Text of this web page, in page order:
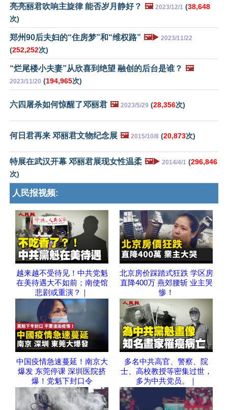
亮亮丽君吹响主旋律 能否岁月静好？ 🖼️ 2023/12/1 (38,648
次)
郑州90后夫妇的“住房梦”和“维权路” 🖼️▶️ 2023/11/22
(252,252次)
“烂尾楼小夫妻”从欣喜到绝望 融创的后台是谁？ 🖼️
2023/11/20 (194,965次)
六四屠杀如何惊醒了邓丽君 🖼️ 2023/5/29 (28,356次)
何日君再来 邓丽君文物纪念展 🖼️ 2015/10/8 (20,873次)
特展在武汉开幕 邓丽君展现女性温柔 🖼️▶️ 2014/4/1 (296,846
次)
人民报视频:
越来越不受待见！中共党魁
在美待遇大不如前；南使馆
悲剧或重演？｜
北京房价踩踏式狂跌 学区房
直降400万 燕郊腰斩 业主哭
惨！
中国疫情急速蔓延！南京大
爆发 东莞停课 深圳医院挤
爆！党魁下封口令
多名中共高官、警察、院
士、高校教授等密集过世，
多为中共党员。｜